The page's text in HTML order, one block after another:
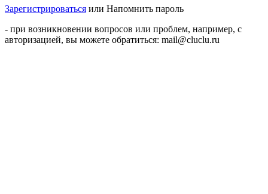
Зарегистрироваться или Напомнить пароль
- при возникновении вопросов или проблем, например, с
авторизацией, вы можете обратиться: mail@cluclu.ru